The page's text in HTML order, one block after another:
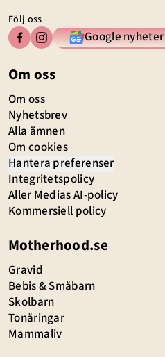
Följ oss
Google nyheter
Om oss
Om oss
Nyhetsbrev
Alla ämnen
Om cookies
Hantera preferenser
Integritetspolicy
Aller Medias AI-policy
Kommersiell policy
Motherhood.se
Gravid
Bebis & Småbarn
Skolbarn
Tonåringar
Mammaliv